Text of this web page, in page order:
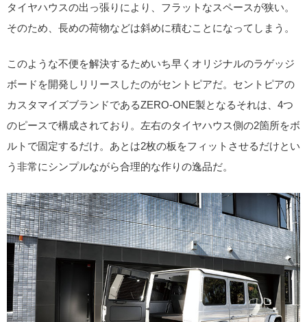
タイヤハウスの出っ張りにより、フラットなスペースが狭い。
そのため、長めの荷物などは斜めに積むことになってしまう。
このような不便を解決するためいち早くオリジナルのラゲッジ
ボードを開発しリリースしたのがセントピアだ。セントピアの
カスタマイズブランドであるZERO-ONE製となるそれは、4つ
のピースで構成されており。左右のタイヤハウス側の2箇所をボ
ルトで固定するだけ。あとは2枚の板をフィットさせるだけとい
う非常にシンプルながら合理的な作りの逸品だ。